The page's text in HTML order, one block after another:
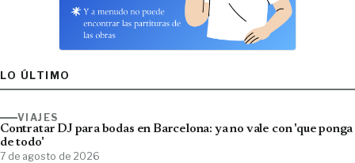
LO ÚLTIMO
VIAJES
Contratar DJ para bodas en Barcelona: ya no vale con 'que ponga
de todo'
7 de agosto de 2026